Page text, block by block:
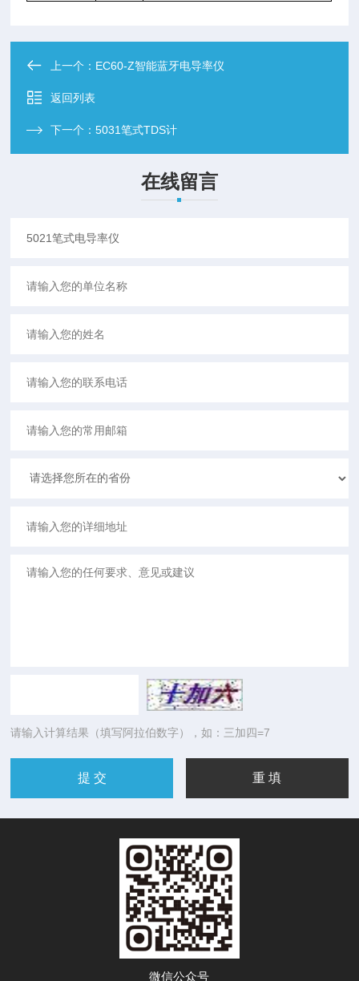
上一个： EC60-Z智能蓝牙电导率仪
返回列表
下一个：5031笔式TDS计
在线留言
请输入计算结果（填写阿拉伯数字），如：三加四=7
微信公众号